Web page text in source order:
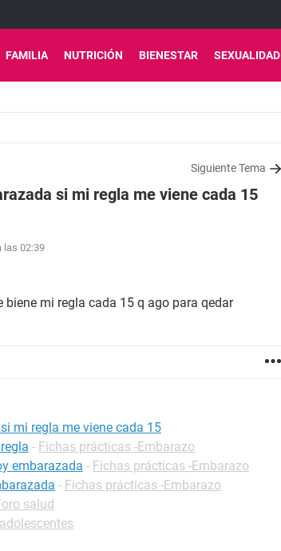
FAMILIA NUTRICIÓN BIENESTAR SEXUALIDAD
Siguiente Tema
si mi regla me viene cada 15
las 02:39
mi regla cada 15 q ago para qedar
mi regla me viene cada 15
- Fichas prácticas -Embarazo
embarazada - Fichas prácticas -Embarazo
- Fichas prácticas -Embarazo
salud